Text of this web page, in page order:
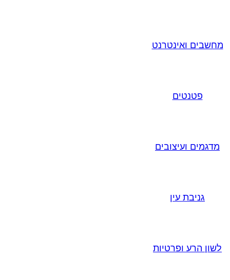
מחשבים ואינטרנט
פטנטים
מדגמים ועיצובים
גניבת עין
לשון הרע ופרטיות